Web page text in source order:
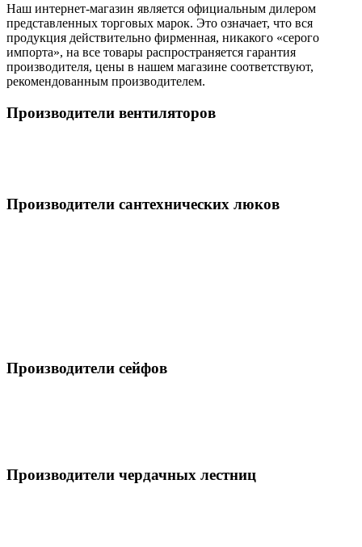
Наш интернет-магазин является официальным дилером
представленных торговых марок. Это означает, что вся
продукция действительно фирменная, никакого «серого
импорта», на все товары распространяется гарантия
производителя, цены в нашем магазине соответствуют,
рекомендованным производителем.
Производители вентиляторов
Производители сантехнических люков
Производители сейфов
Производители чердачных лестниц